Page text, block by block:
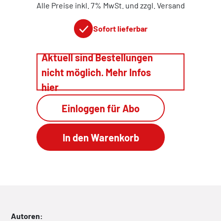
Alle Preise inkl. 7% MwSt. und zzgl. Versand
Sofort lieferbar
Aktuell sind Bestellungen
nicht möglich. Mehr Infos
hier
Einloggen für Abo
Autoren: